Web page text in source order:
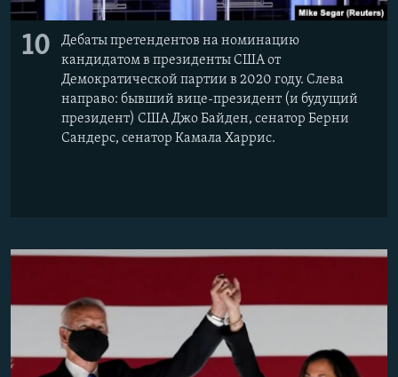
10
Дебаты претендентов на номинацию
кандидатом в президенты США от
Демократической партии в 2020 году. Слева
направо: бывший вице-президент (и будущий
президент) США Джо Байден, сенатор Берни
Сандерс, сенатор Камала Харрис.